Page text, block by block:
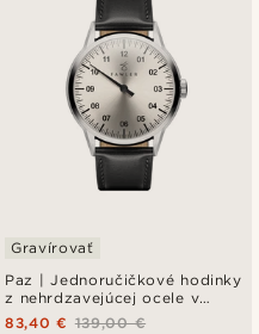
Najdrahšie
Paz | Jednoručičkové hodinky
z nehrdzavejúcej ocele v
striebornej farbe
Gravírovať
139,00 €
83,40 €